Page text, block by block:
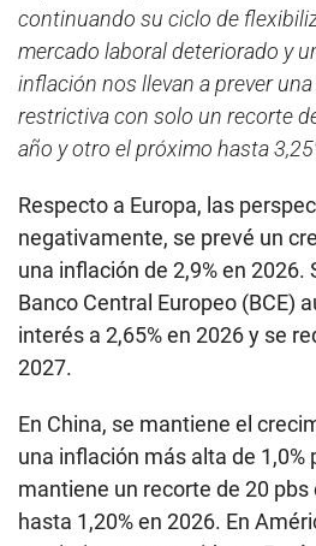
continuando su ciclo de
mercado laboral deteriorado y
inflación nos llevan a prever
restrictiva con solo un recorte
año y otro el próximo hasta
Respecto a Europa, las
negativamente, se prevé un
una inflación de 2,9% en 2026.
Banco Central Europeo (BCE)
interés a 2,65% en 2026 y se
2027.
En China, se mantiene el
una inflación más alta de 1,0%
mantiene un recorte de 20
hasta 1,20% en 2026. En